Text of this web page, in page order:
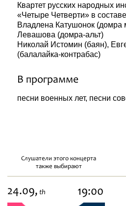
Квартет русских народных
«Четыре Четверти» в составе
Владлена Катушонок
Левашова (домра-альт)
Николай Истомин (баян),
(балалайка-контрабас)
В программе
песни военных лет, песни
Слушатели этого концерта
также выбирают
24.09, th 19:00